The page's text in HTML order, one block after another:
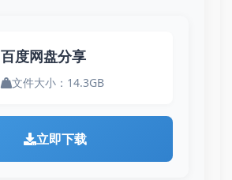
百度网盘分享
文件大小：14.3GB
立即下载